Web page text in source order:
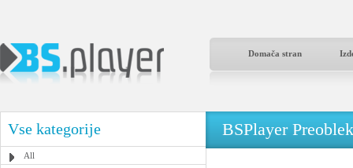
Domača stran
Vse kategorije
All
BSPlayer